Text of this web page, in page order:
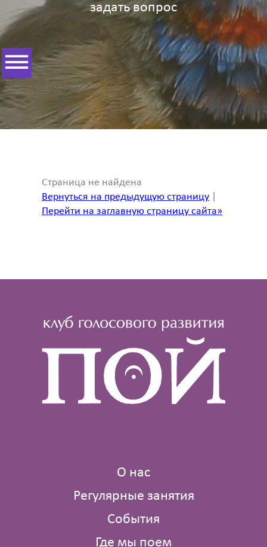
задать вопрос
Страница не найдена
Вернуться на предыдущую страницу|
Перейти на заглавную страницу сайта»
О нас
Регулярные занятия
События
Где мы поем